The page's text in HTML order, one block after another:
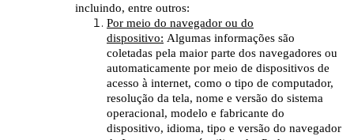
incluindo, entre outros:
Por meio do navegador ou do
dispositivo: Algumas informações são
coletadas pela maior parte dos navegadores ou
automaticamente por meio de dispositivos de
acesso à internet, como o tipo de computador,
resolução da tela, nome e versão do sistema
operacional, modelo e fabricante do
dispositivo, idioma, tipo e versão do navegador